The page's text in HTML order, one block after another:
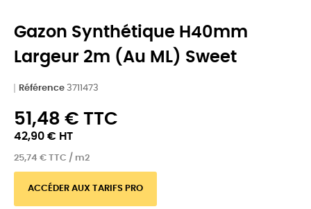
Gazon Synthétique H40mm
Largeur 2m (au ML) Sweet
Référence 3711473
51,48 € TTC
42,90 € HT
25,74 € TTC / m2
ACCÉDER AUX TARIFS PRO